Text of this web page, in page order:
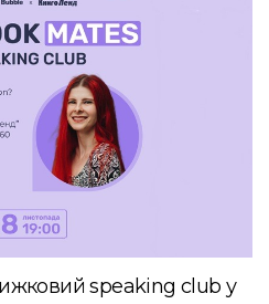
speaking club у